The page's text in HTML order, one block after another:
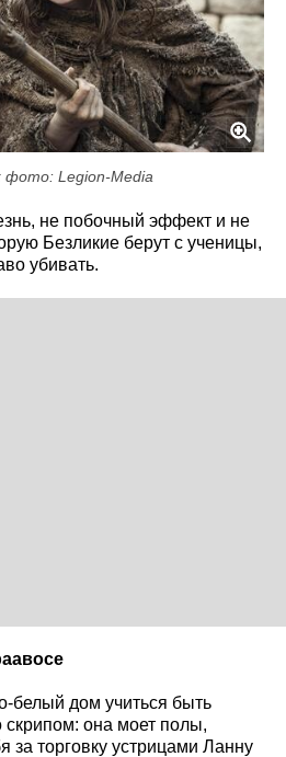
фото: Legion-Media
не побочный эффект и не
Безликие берут с ученицы,
убивать.
белый дом учиться быть
скрипом: она моет полы,
за торговку устрицами Ланну